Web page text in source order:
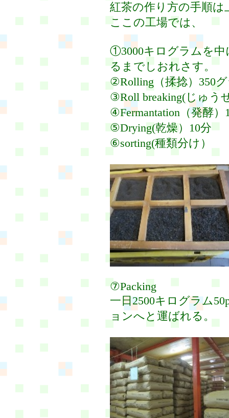
紅茶の作り方の手順は
ここの工場では、
①3000キログラムを中
るまでしおれさす。
②Rolling（揉捻）350
③Roll breaking(じゅう
④Fermantation（発酵）
⑤Drying(乾燥）10分
⑥sorting(種類分け）
⑦Packing
一日2500キログラム
ョンへと運ばれる。